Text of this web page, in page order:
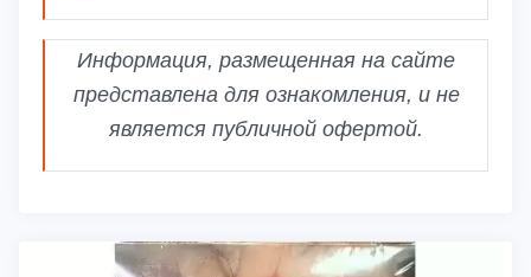
Информация, размещенная на сайте
представлена для ознакомления, и не
является публичной офертой.